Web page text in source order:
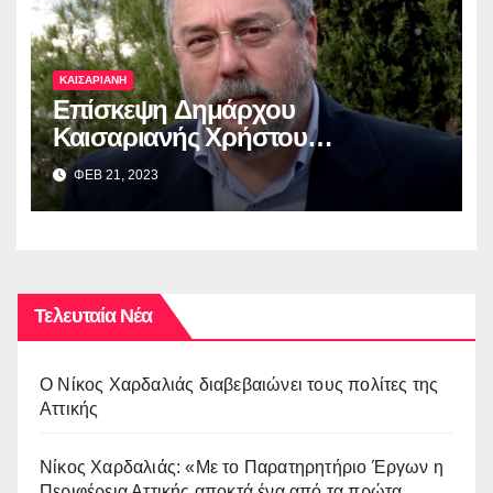
ΚΑΙΣΑΡΙΑΝΗ
Επίσκεψη Δημάρχου
Καισαριανής Χρήστου
Βοσκόπουλου στην έκθεση
“ΜΙΚΡΑ ΑΣΙΑ: Λάμψη –
Καταστροφή – Ξεριζωμός –
ΦΕΒ 21, 2023
Τελευταία Νέα
O Νίκος Χαρδαλιάς διαβεβαιώνει τους πολίτες της
Αττικής
Νίκος Χαρδαλιάς: «Με το Παρατηρητήριο Έργων η